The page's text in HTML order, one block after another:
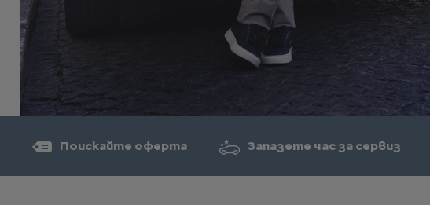
Поискайте оферта Запазете час за сервиз